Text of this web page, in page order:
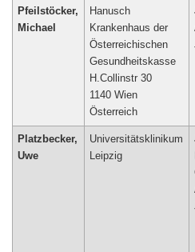
Pfeilstöcker,
Michael
Hanusch
Krankenhaus der
Österreichischen
Gesundheitskasse
H.Collinstr 30
1140 Wien
Österreich
Platzbecker,
Uwe
Universitätsklinikum
Leipzig